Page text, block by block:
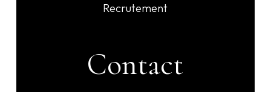
Recrutement
Contact